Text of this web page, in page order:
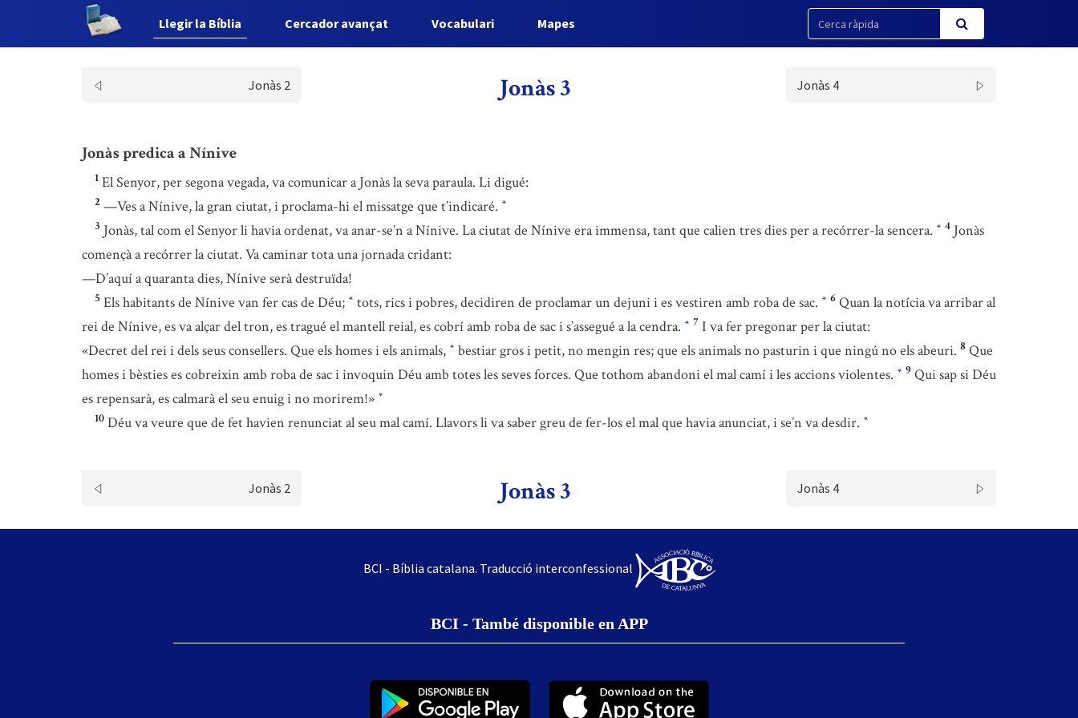
Llegir la Bíblia Cercador avançat Vocabulari Mapes
Jonàs 2 Jonàs 3 Jonàs 4
Jonàs predica a Nínive
1 El Senyor, per segona vegada, va comunicar a Jonàs la seva paraula. Li digué:
2 —Ves a Nínive, la gran ciutat, i proclama-hi el missatge que t’indicaré. *
3 Jonàs, tal com el Senyor li havia ordenat, va anar-se’n a Nínive. La ciutat de Nínive era immensa, tant que calien tres dies per a recórrer-la sencera. * 4 Jonàs
començà a recórrer la ciutat. Va caminar tota una jornada cridant:
—D’aquí a quaranta dies, Nínive serà destruïda!
5 Els habitants de Nínive van fer cas de Déu; * tots, rics i pobres, decidiren de proclamar un dejuni i es vestiren amb roba de sac. * 6 Quan la notícia va arribar al
rei de Nínive, es va alçar del tron, es tragué el mantell reial, es cobrí amb roba de sac i s’assegué a la cendra. * 7 I va fer pregonar per la ciutat:
«Decret del rei i dels seus consellers. Que els homes i els animals, * bestiar gros i petit, no mengin res; que els animals no pasturin i que ningú no els abeuri. 8 Que
homes i bèsties es cobreixin amb roba de sac i invoquin Déu amb totes les seves forces. Que tothom abandoni el mal camí i les accions violentes. * 9 Qui sap si Déu
es repensarà, es calmarà el seu enuig i no morirem!» *
10 Déu va veure que de fet havien renunciat al seu mal camí. Llavors li va saber greu de fer-los el mal que havia anunciat, i se’n va desdir. *
Jonàs 2 Jonàs 3 Jonàs 4
BCI - Bíblia catalana. Traducció interconfessional
BCI - També disponible en APP